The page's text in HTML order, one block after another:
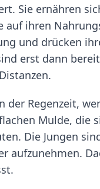
Sie ernähren
auf ihren
und drücken
erst dann
der Regenzeit,
Mulde, die
Die Jungen
aufzunehmen.